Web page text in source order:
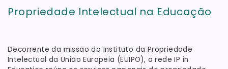
Propriedade Intelectual na Educação
Decorrente da missão do Instituto da Propriedade
Intelectual da União Europeia (EUIPO), a rede IP in